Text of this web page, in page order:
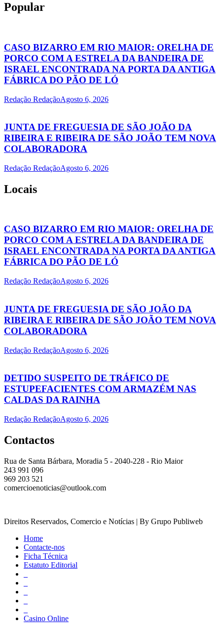
Popular
CASO BIZARRO EM RIO MAIOR: ORELHA DE
PORCO COM A ESTRELA DA BANDEIRA DE
ISRAEL ENCONTRADA NA PORTA DA ANTIGA
FÁBRICA DO PÃO DE LÓ
Redação RedaçãoAgosto 6, 2026
JUNTA DE FREGUESIA DE SÃO JOÃO DA
RIBEIRA E RIBEIRA DE SÃO JOÃO TEM NOVA
COLABORADORA
Redação RedaçãoAgosto 6, 2026
Locais
CASO BIZARRO EM RIO MAIOR: ORELHA DE
PORCO COM A ESTRELA DA BANDEIRA DE
ISRAEL ENCONTRADA NA PORTA DA ANTIGA
FÁBRICA DO PÃO DE LÓ
Redação RedaçãoAgosto 6, 2026
JUNTA DE FREGUESIA DE SÃO JOÃO DA
RIBEIRA E RIBEIRA DE SÃO JOÃO TEM NOVA
COLABORADORA
Redação RedaçãoAgosto 6, 2026
DETIDO SUSPEITO DE TRÁFICO DE
ESTUPEFACIENTES COM ARMAZÉM NAS
CALDAS DA RAINHA
Redação RedaçãoAgosto 6, 2026
Contactos
Rua de Santa Bárbara, Moradia 5 - 2040-228 - Rio Maior
243 991 096
969 203 521
comercioenoticias@outlook.com
Direitos Reservados, Comercio e Notícias | By Grupo Publiweb
Home
Contacte-nos
Ficha Técnica
Estatuto Editorial
Casino Online